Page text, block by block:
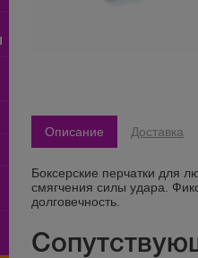
Описание Доставка
Боксерские перчатки для
смягчения силы удара.
долговечность.